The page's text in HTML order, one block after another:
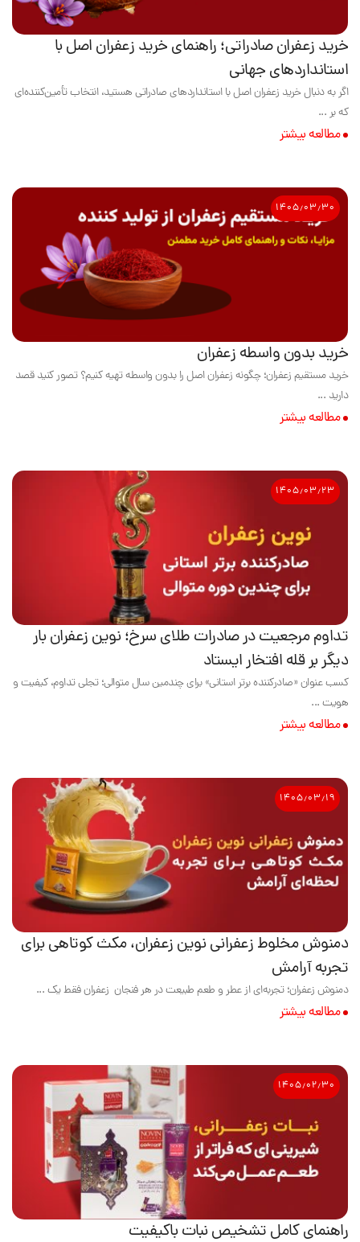
خرید زعفران صادراتی؛ راهنمای خرید زعفران اصل با
استانداردهای جهانی
اگر به دنبال خرید زعفران اصل با استانداردهای صادراتی هستید، انتخاب تأمین‌کننده‌ای
که بر ...
مطالعه بیشتر
۱۴۰۵٫۰۳٫۳۰
خرید بدون واسطه زعفران
خرید مستقیم زعفران؛ چگونه زعفران اصل را بدون واسطه تهیه کنیم؟ تصور کنید قصد
دارید ...
مطالعه بیشتر
۱۴۰۵٫۰۳٫۲۳
تداوم مرجعیت در صادرات طلای سرخ؛ نوین زعفران بار
دیگر بر قله افتخار ایستاد
کسب عنوان «صادرکننده برتر استانی» برای چندمین سال متوالی؛ تجلی تداوم، کیفیت و
هویت ...
مطالعه بیشتر
۱۴۰۵٫۰۳٫۱۹
دمنوش مخلوط زعفرانی نوین زعفران، مکث کوتاهی برای
تجربه آرامش
دمنوش زعفران؛ تجربه‌ای از عطر و طعم طبیعت در هر فنجان زعفران فقط یک ...
مطالعه بیشتر
۱۴۰۵٫۰۲٫۳۰
راهنمای کامل تشخیص نبات باکیفیت